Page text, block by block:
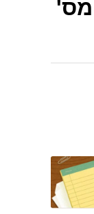
מס'